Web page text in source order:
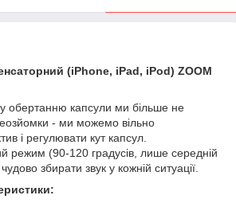
(iPhone, iPad, iPod) ZOOM
капсули ми більше не
- ми можемо вільно
і регулювати кут капсул.
режим (90-120 градусів, лише середній
збирати звук у кожній ситуації.